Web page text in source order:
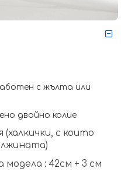
с жълта или
двойно колие
с които
: 42см + 3 см